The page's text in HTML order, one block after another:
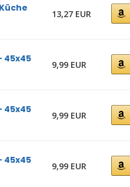
13,27 EUR
45x45
9,99 EUR
45x45
9,99 EUR
45x45
9,99 EUR